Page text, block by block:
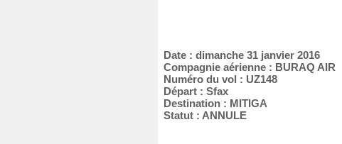
Date : dimanche 31 janvier 2016
Compagnie aérienne : BURAQ AIR
Numéro du vol : UZ148
Départ : Sfax
Destination : MITIGA
Statut : ANNULE